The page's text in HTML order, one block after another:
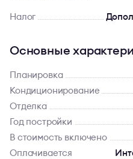
Налог
Основные
Планировка
Кондиционирование
Отделка
Год постройки
В стоимость включено
Оплачивается